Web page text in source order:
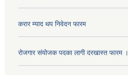
करार म्याद थप निवेदन फारम
रोजगार संयोजक पदका लागी दरखास्त फारम ।